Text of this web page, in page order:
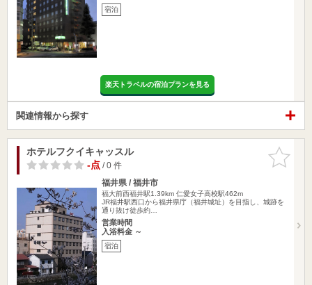
宿泊
楽天トラベルの宿泊プランを見る
関連情報から探す
お気に入
りに追加
ホテルフクイキャッスル
-点/ 0 件
福井県 / 福井市
福大前西福井駅1.39km 仁愛女子高校駅462m
JR福井駅西口から福井県庁（福井城址）を目指し、城跡を
通り抜け徒歩約…
営業時間
入浴料金 ～
宿泊